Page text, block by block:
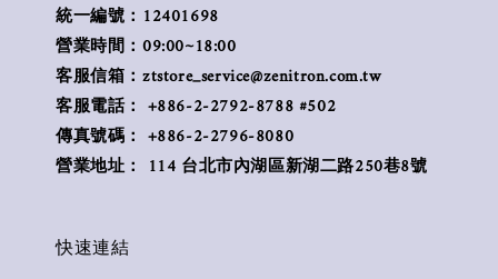
統一編號：12401698
營業時間：09:00~18:00
客服信箱：ztstore_service@zenitron.com.tw
客服電話： +886-2-2792-8788 #502
傳真號碼： +886-2-2796-8080
營業地址： 114 台北市內湖區新湖二路250巷8號
快速連結